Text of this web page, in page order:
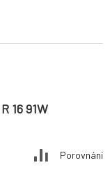
16 91W
Porovnání